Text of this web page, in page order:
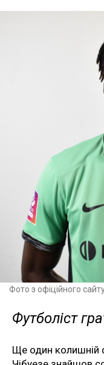
Фото з офіційного
Футболіст
Ще один колишній